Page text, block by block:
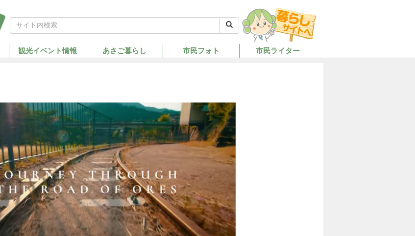
観光イベント情報 あさご暮らし 市民フォト 市民ライター